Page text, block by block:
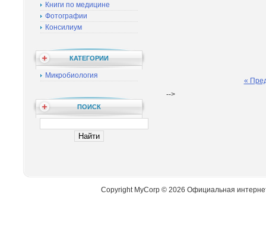
Книги по медицине
Фотографии
Консилиум
КАТЕГОРИИ
Микробиология
ПОИСК
«
-->
Copyright MyCorp © 2026 Официальная